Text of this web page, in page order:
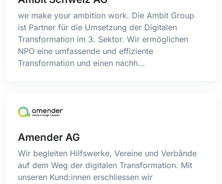
we make your ambition work. Die Ambit Group
ist Partner für die Umsetzung der Digitalen
Transformation im 3. Sektor. Wir ermöglichen
NPO eine umfassende und effiziente
Transformation und einen nachh...
Amender AG
Wir begleiten Hilfswerke, Vereine und Verbände
auf dem Weg der digitalen Transformation. Mit
unseren Kund:innen erschliessen wir